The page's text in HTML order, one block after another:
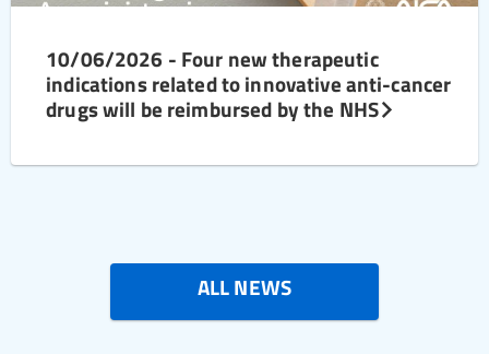
10/06/2026 - Four new therapeutic
indications related to innovative anti-cancer
drugs will be reimbursed by the NHS
ALL NEWS